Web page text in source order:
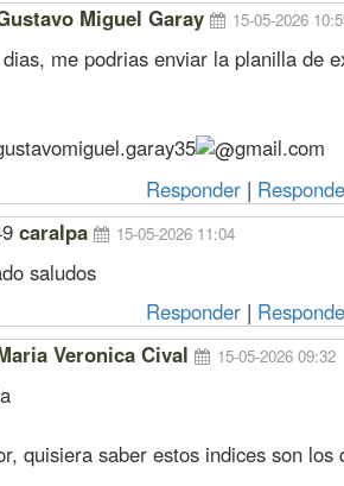
Miguel Garay 15-05-2026
me podrias enviar la planilla de
gmail.com
Responder |
caralpa 15-05-2026 11:04
saludos
Responder |
Veronica Cival 15-05-2026 09:32
quisiera saber estos indices son